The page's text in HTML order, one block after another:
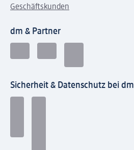
Geschäftskunden
dm & Partner
Sicherheit & Datenschutz bei dm